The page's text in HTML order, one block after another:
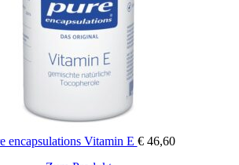
encapsulations Vitamin E €46,60